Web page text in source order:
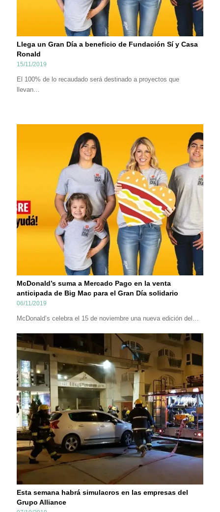
Llega un Gran Día a beneficio de Fundación Sí y Casa
Ronald
15/11/2019
El 100% de lo recaudado será destinado a proyectos que
llevan…
McDonald’s suma a Mercado Pago en la venta
anticipada de Big Mac para el Gran Día solidario
06/11/2019
McDonald’s celebra el 15 de noviembre una nueva edición del…
Esta semana habrá simulacros en las empresas del
Grupo Alliance